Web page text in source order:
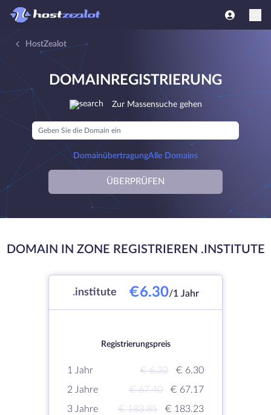
HostZealot
DOMAINREGISTRIERUNG
Zur Massensuche gehen
DomainübertragungAlle Domains
ÜBERPRÜFEN
DOMAIN IN ZONE REGISTRIEREN .INSTITUTE
.institute €6.30/1 Jahr
Registrierungspreis
1 Jahr € 6.32
€ 6.30
2 Jahre
€ 67.40
€ 67.17
3 Jahre
€ 183.85
€ 183.23